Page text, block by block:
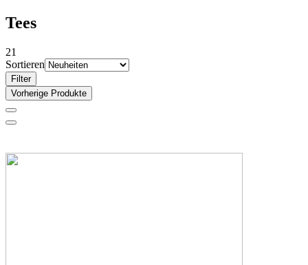
Tees
21
Sortieren
Filter
Vorherige Produkte